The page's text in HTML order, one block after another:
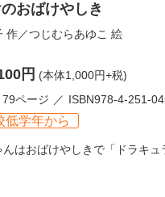
おばけやしき
作／つじむらあゆこ 絵
円 (本体1,000円+税)
79ページ ISBN978-4-251-
低学年から
んはおばけやしきで「ドラキ